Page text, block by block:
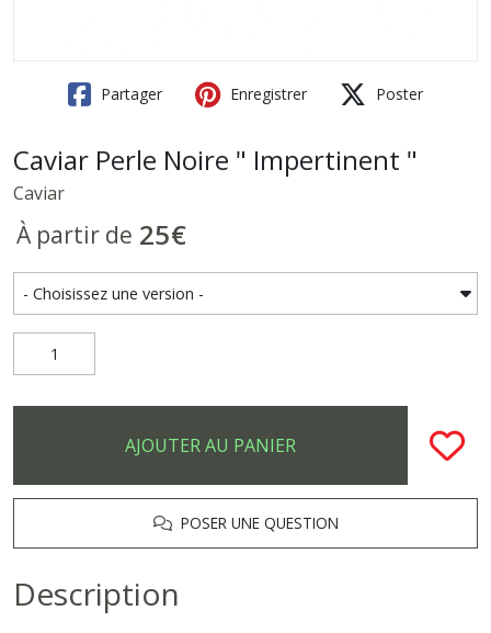
Partager Enregistrer Poster
Caviar Perle Noire " Impertinent "
Caviar
À partir de 25€
AJOUTER AU PANIER
POSER UNE QUESTION
Description